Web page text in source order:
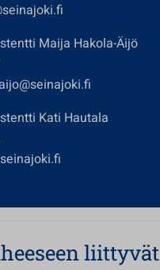
Maija Hakola-Äijö
Kati Hautala
liittyvät